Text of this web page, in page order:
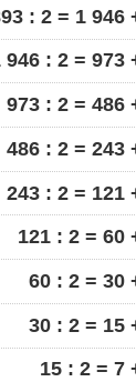
: 2 = 1 946
946 : 2 = 973
973 : 2 = 486
486 : 2 = 243
243 : 2 = 121
121 : 2 = 60
60 : 2 = 30
30 : 2 = 15
15 : 2 = 7